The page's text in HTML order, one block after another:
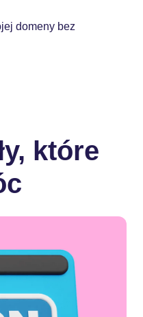
domeny bez
które